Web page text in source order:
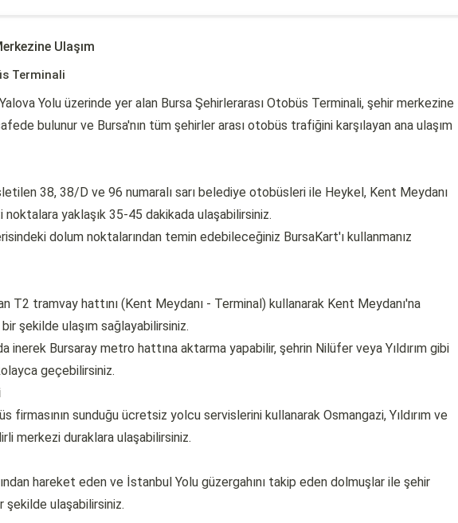
Ulaşım
Terminali
Yolu üzerinde yer alan Bursa Şehirlerarası Otobüs Terminali, şehir merkezine
bulunur ve Bursa'nın tüm şehirler arası otobüs trafiğini karşılayan ana ulaşım
38, 38/D ve 96 numaralı sarı belediye otobüsleri ile Heykel, Kent Meydanı
yaklaşık 35-45 dakikada ulaşabilirsiniz.
dolum noktalarından temin edebileceğiniz BursaKart'ı kullanmanız
T2 tramvay hattını (Kent Meydanı - Terminal) kullanarak Kent Meydanı'na
şekilde ulaşım sağlayabilirsiniz.
inerek Bursaray metro hattına aktarma yapabilir, şehrin Nilüfer veya Yıldırım gibi
geçebilirsiniz.
sunduğu ücretsiz yolcu servislerini kullanarak Osmangazi, Yıldırım ve
merkezi duraklara ulaşabilirsiniz.
hareket eden ve İstanbul Yolu güzergahını takip eden dolmuşlar ile şehir
ulaşabilirsiniz.